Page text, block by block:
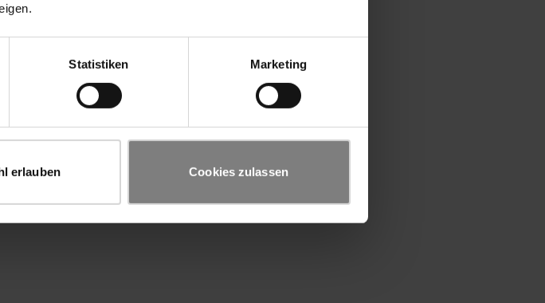
Statistiken Marketing
erlauben Cookies zulassen